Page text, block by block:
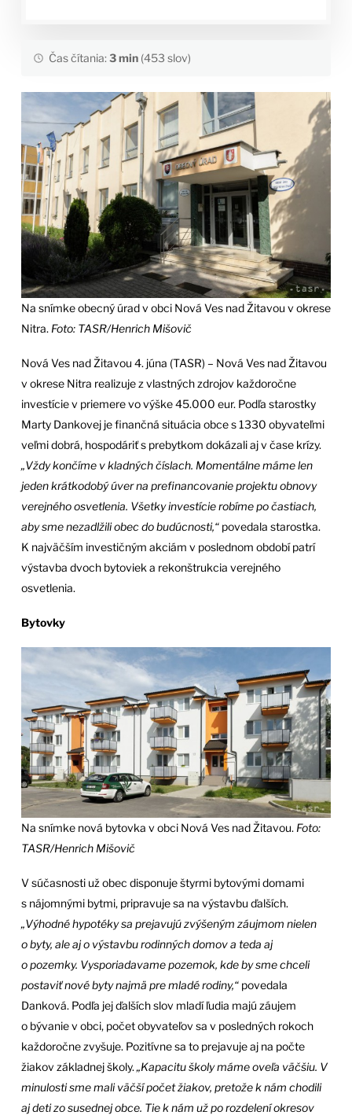
Čas čítania:3 min(453 slov)
Na snímke obecný úrad v obci Nová Ves nad Žitavou v okrese
Nitra. Foto: TASR/Henrich Mišovič
Nová Ves nad Žitavou 4. júna (TASR) – Nová Ves nad Žitavou
v okrese Nitra realizuje z vlastných zdrojov každoročne
investície v priemere vo výške 45.000 eur. Podľa starostky
Marty Dankovej je finančná situácia obce s 1330 obyvateľmi
veľmi dobrá, hospodáriť s prebytkom dokázali aj v čase krízy.
„Vždy končíme v kladných číslach. Momentálne máme len
jeden krátkodobý úver na prefinancovanie projektu obnovy
verejného osvetlenia. Všetky investície robíme po častiach,
aby sme nezadlžili obec do budúcnosti,“ povedala starostka.
K najväčším investičným akciám v poslednom období patrí
výstavba dvoch bytoviek a rekonštrukcia verejného
osvetlenia.
Bytovky
Na snímke nová bytovka v obci Nová Ves nad Žitavou. Foto:
TASR/Henrich Mišovič
V súčasnosti už obec disponuje štyrmi bytovými domami
s nájomnými bytmi, pripravuje sa na výstavbu ďalších.
„Výhodné hypotéky sa prejavujú zvýšeným záujmom nielen
o byty, ale aj o výstavbu rodinných domov a teda aj
o pozemky. Vysporiadavame pozemok, kde by sme chceli
postaviť nové byty najmä pre mladé rodiny,“povedala
Danková. Podľa jej ďalších slov mladí ľudia majú záujem
o bývanie v obci, počet obyvateľov sa v posledných rokoch
každoročne zvyšuje. Pozitívne sa to prejavuje aj na počte
žiakov základnej školy. „Kapacitu školy máme oveľa väčšiu. V
minulosti sme mali väčší počet žiakov, pretože k nám chodili
aj deti zo susednej obce. Tie k nám už po rozdelení okresov